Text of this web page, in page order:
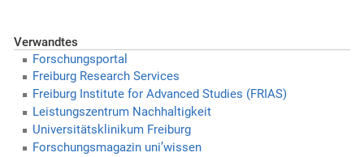
Verwandtes
Forschungsportal
Freiburg Research Services
Freiburg Institute for Advanced Studies (FRIAS)
Leistungszentrum Nachhaltigkeit
Universitätsklinikum Freiburg
Forschungsmagazin uni’wissen